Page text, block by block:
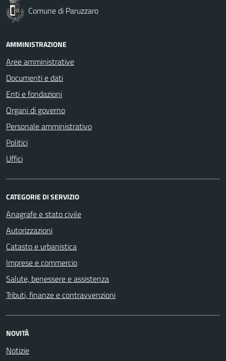
Comune di Paruzzaro
AMMINISTRAZIONE
Aree amministrative
Documenti e dati
Enti e fondazioni
Organi di governo
Personale amministrativo
Politici
Uffici
CATEGORIE DI SERVIZIO
Anagrafe e stato civile
Autorizzazioni
Catasto e urbanistica
Imprese e commercio
Salute, benessere e assistenza
Tributi, finanze e contravvenzioni
NOVITÀ
Notizie